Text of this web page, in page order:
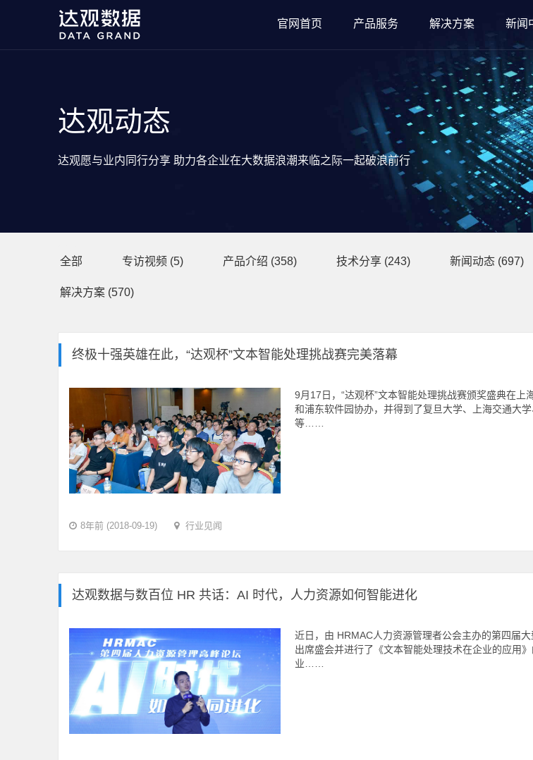
官网首页 产品服务 解决方案 新闻
达观动态
达观愿与业内同行分享 助力各企业在大数据浪潮来临之际一起破浪前行
全部 专访视频 (5) 产品介绍 (358) 技术分享 (243) 新闻动态 (697)
解决方案 (570)
终极十强英雄在此，“达观杯”文本智能处理挑战赛完美落幕
9月17日，“达观杯”文本智能处理挑战赛颁奖盛典在
和浦东软件园协办，并得到了复旦大学、上海交通大
等……
8年前 (2018-09-19) 行业见闻
达观数据与数百位 HR 共话：AI 时代，人力资源如何智能进化
近日，由 HRMAC人力资源管理者公会主办的第四届
出席盛会并进行了《文本智能处理技术在企业的应用
业……